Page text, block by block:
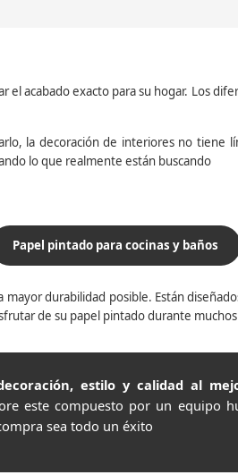
acabado exacto para su hogar. Los
la decoración de interiores no tiene
lo que realmente están buscando
Papel pintado para cocinas y baños
durabilidad posible. Están
de su papel pintado durante
estilo y calidad al
este compuesto por un equipo
sea todo un éxito